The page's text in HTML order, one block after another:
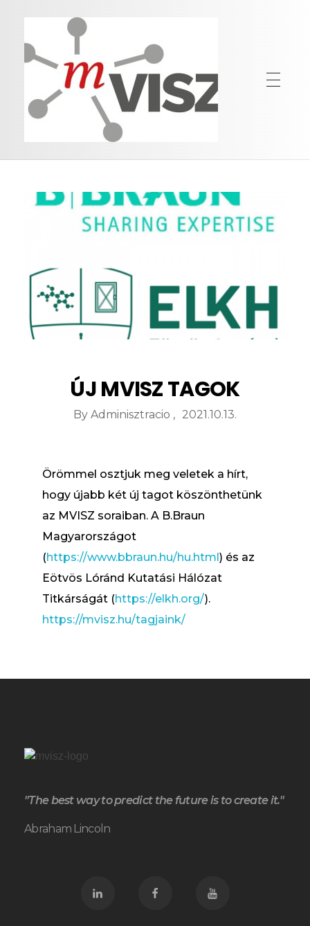
ÚJ MVISZ TAGOK
2021.10.13.
By Adminisztracio
Örömmel osztjuk meg veletek a hírt,
hogy újabb két új tagot köszönthetünk
az MVISZ soraiban. A B.Braun
Magyarországot
(https://www.bbraun.hu/hu.html) és az
Eötvös Lóránd Kutatási Hálózat
Titkárságát (https://elkh.org/).
https://mvisz.hu/tagjaink/
"The best way to predict the future is to create it."
Abraham Lincoln